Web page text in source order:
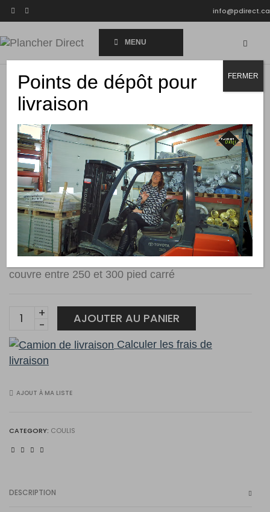
info@pdirect.ca
MENU
COULIS PERMACOLOR 24 GRIS NATUREL 25LBS
Coulis Permacolor 24 Gris Naturel 25lbs
59.99
Formulé à partir d’un mélange de ciment Portland
à haute résistance et de polymères. Assure un
joint de coulis dense, dur et durable dans une
multitude de couleurs.
couvre entre 250 et 300 pied carré
Coulis
Permacolor
24
Gris
25lbs
AJOUTER AU PANIER
Calculer les frais de
livraison
AJOUT À MA LISTE
CATEGORY: COULIS
DESCRIPTION
Points de dépôt pour
livraison
FERMER